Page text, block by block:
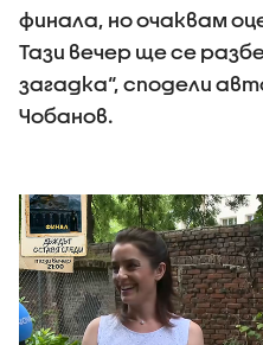
финала, но очаквам
Тази вечер ще се
загадка“, сподели
Чобанов.